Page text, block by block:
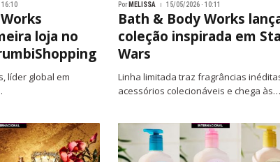
16:10
loja no
líder global em
Por MELISSA 15/05/2026 · 10:11
Bath & Body Works
coleção inspirada em
Wars
Linha limitada traz fragrâncias
acessórios colecionáveis e chega às…